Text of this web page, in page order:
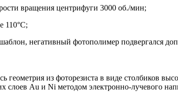
вращения центрифуги 3000 об./мин;
110°С;
негативный фотополимер подвергался
геометрия из фоторезиста в виде столбиков
слоев Au и Ni методом электронно-лучевого